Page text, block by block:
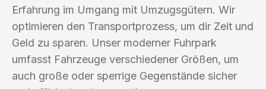
Erfahrung im Umgang mit Umzugsgütern. Wir
optimieren den Transportprozess, um dir Zeit und
Geld zu sparen. Unser moderner Fuhrpark
umfasst Fahrzeuge verschiedener Größen, um
auch große oder sperrige Gegenstände sicher